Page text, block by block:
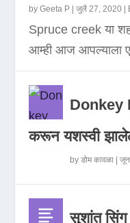
byGeeta P |जुलै 27, 2020
Spruce creek या
आम्ही आज आपल्याला
Donkey
करून यशस्वी
byडोम कावळा |
सुशांत सिंग